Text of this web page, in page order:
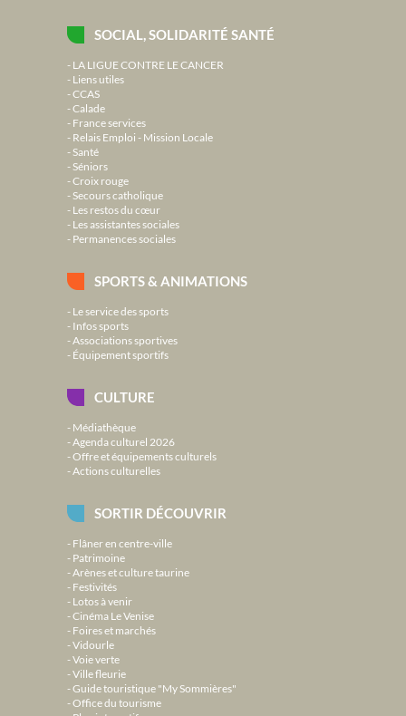
SOCIAL, SOLIDARITÉ SANTÉ
LA LIGUE CONTRE LE CANCER
Liens utiles
CCAS
Calade
France services
Relais Emploi - Mission Locale
Santé
Séniors
Croix rouge
Secours catholique
Les restos du cœur
Les assistantes sociales
Permanences sociales
SPORTS & ANIMATIONS
Le service des sports
Infos sports
Associations sportives
Équipement sportifs
CULTURE
Médiathèque
Agenda culturel 2026
Offre et équipements culturels
Actions culturelles
SORTIR DÉCOUVRIR
Flâner en centre-ville
Patrimoine
Arènes et culture taurine
Festivités
Lotos à venir
Cinéma Le Venise
Foires et marchés
Vidourle
Voie verte
Ville fleurie
Guide touristique "My Sommières"
Office du tourisme